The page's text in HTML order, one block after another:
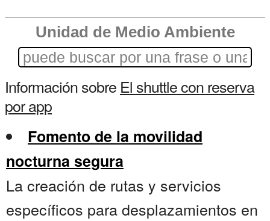
Unidad de Medio Ambiente
Información sobre El shuttle con reserva
por app
Fomento de la movilidad
nocturna segura
La creación de rutas y servicios
específicos para desplazamientos en